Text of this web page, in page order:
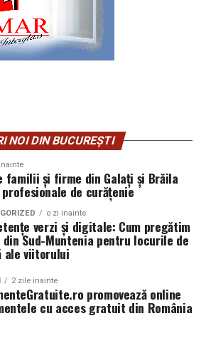
NOI DIN BUCUREȘTI
familii și firme din Galați și Brăila
de curățenie
o zi inainte
verzi și digitale: Cum pregătim
Sud-Muntenia pentru locurile de
ale viitorului
2 zile inainte
promovează online
cu acces gratuit din România